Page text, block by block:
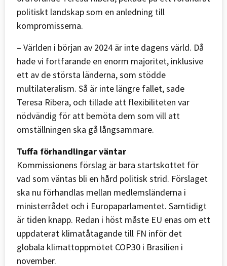
politiskt landskap som en anledning till
kompromisserna.
– Världen i början av 2024 är inte dagens värld. Då
hade vi fortfarande en enorm majoritet, inklusive
ett av de största länderna, som stödde
multilateralism. Så är inte längre fallet, sade
Teresa Ribera, och tillade att flexibiliteten var
nödvändig för att bemöta dem som vill att
omställningen ska gå långsammare.
Tuffa förhandlingar väntar
Kommissionens förslag är bara startskottet för
vad som väntas bli en hård politisk strid. Förslaget
ska nu förhandlas mellan medlemsländerna i
ministerrådet och i Europaparlamentet. Samtidigt
är tiden knapp. Redan i höst måste EU enas om ett
uppdaterat klimatåtagande till FN inför det
globala klimattoppmötet COP30 i Brasilien i
november.